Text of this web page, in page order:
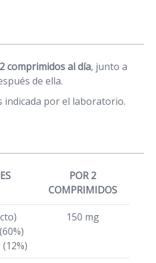
2 comprimidos al día, junto a
de ella.
indicada por el laboratorio.
POR 2
COMPRIMIDOS
150 mg